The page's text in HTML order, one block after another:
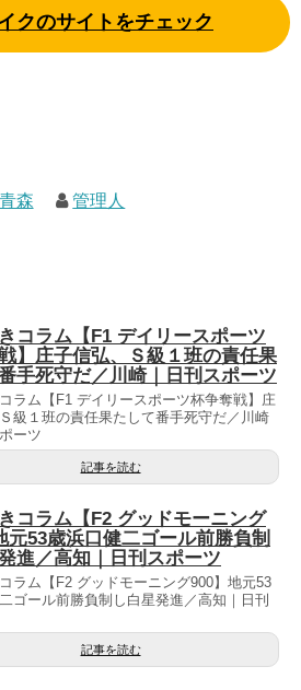
クのサイトをチェック
青森 管理人
コラム【F1 デイリースポーツ
】庄子信弘、Ｓ級１班の責任果
手死守だ／川崎｜日刊スポーツ
ラム【F1 デイリースポーツ杯争奪戦】庄
級１班の責任果たして番手死守だ／川崎
ーツ
記事を読む
コラム【F2 グッドモーニング
元53歳浜口健二ゴール前勝負制
進／高知｜日刊スポーツ
ラム【F2 グッドモーニング900】地元53
ゴール前勝負制し白星発進／高知｜日刊
記事を読む